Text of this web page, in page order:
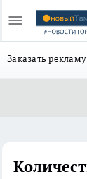
Заказать рекламу